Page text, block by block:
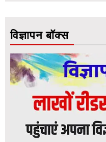
विज्ञापन बॉक्स